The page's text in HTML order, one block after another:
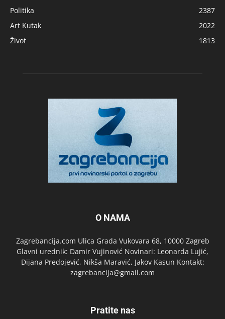
Politika
2387
Art Kutak
2022
Život
1813
O NAMA
Zagrebancija.com Ulica Grada Vukovara 68, 10000 Zagreb
Glavni urednik: Damir Vujinović Novinari: Leonarda Lujić,
Dijana Predojević, Nikša Maravić, Jakov Kasun Kontakt:
zagrebancija@gmail.com
Pratite nas